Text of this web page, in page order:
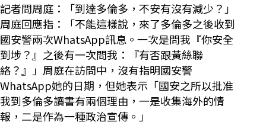
記者問周庭：「到達多倫多，不安有沒有減少？」
周庭回應指：「不能這樣說，來了多倫多之後收到
國安警兩次WhatsApp訊息。一次是問我『你安全
到埗？』之後有一次問我：『有否跟黃絲聯
絡？』」周庭在訪問中，沒有指明國安警
WhatsApp她的日期，但她表示「國安之所以批准
我到多倫多讀書有兩個理由，一是收集海外的情
報，二是作為一種政治宣傳。」